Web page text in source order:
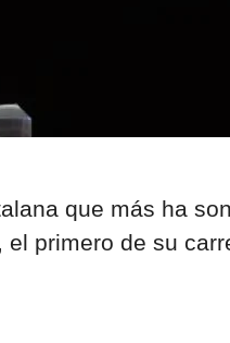
que más ha
primero de su